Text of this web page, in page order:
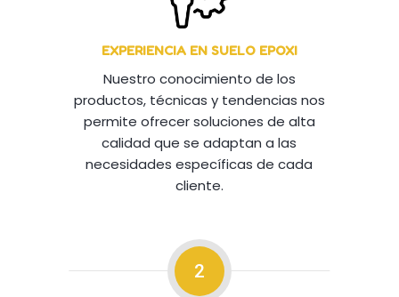
EXPERIENCIA EN SUELO EPOXI
Nuestro conocimiento de los
productos, técnicas y tendencias nos
permite ofrecer soluciones de alta
calidad que se adaptan a las
necesidades específicas de cada
cliente.
2